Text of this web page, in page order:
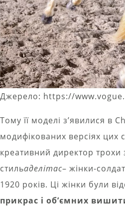
Джерело: https://
Тому її моделі з’явилися в
модифікованих версіях цих
креативний директор трохи
стильаделітас– жінки-
1920 років. Ці жінки були
прикрас і об’ємних